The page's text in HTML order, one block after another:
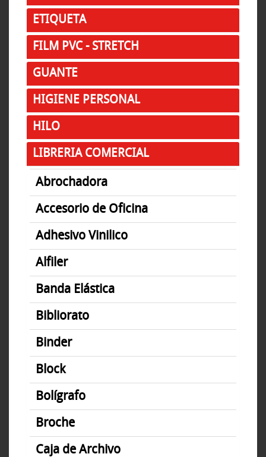
ETIQUETA
FILM PVC - STRETCH
GUANTE
HIGIENE PERSONAL
HILO
LIBRERIA COMERCIAL
Abrochadora
Accesorio de Oficina
Adhesivo Vinilico
Alfiler
Banda Elástica
Bibliorato
Binder
Block
Bolígrafo
Broche
Caja de Archivo